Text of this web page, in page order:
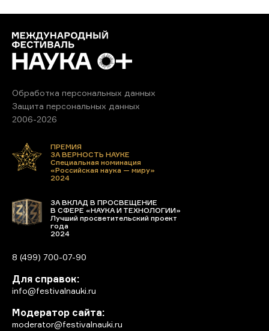
Обработка персональных данных
Защита персональных данных
2006-2026
ПРЕМИЯ
ЗА ВЕРНОСТЬ НАУКЕ
Специальная номинация
«Российская наука — миру»
2024
ЗА ВКЛАД В ПРОСВЕЩЕНИЕ
В СФЕРЕ «НАУКА И ТЕХНОЛОГИИ»
Лучший просветительский проект
года
2024
8 (499) 700-07-90
Для справок:
info@festivalnauki.ru
Модератор сайта:
moderator@festivalnauki.ru